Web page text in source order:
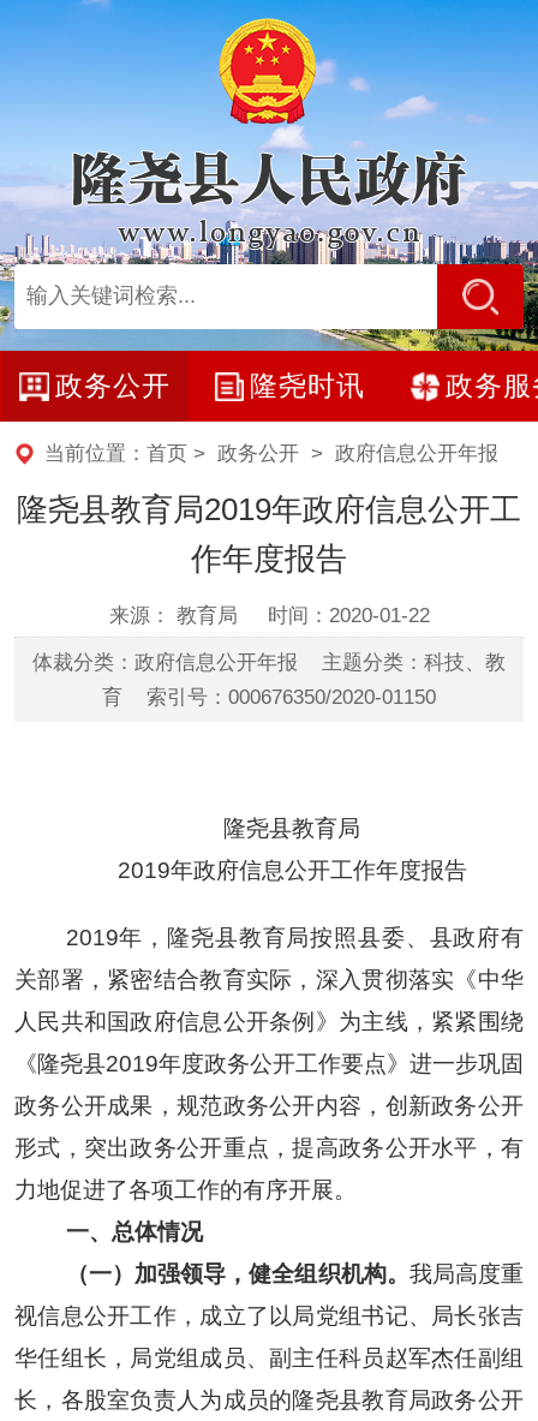
政务公开 隆尧时讯 政务服
当前位置： 首页 > 政务公开> 政府信息公开年报
隆尧县教育局2019年政府信息公开工
作年度报告
来源： 教育局 时间：2020-01-22
体裁分类：政府信息公开年报 主题分类：科技、教
育 索引号：000676350/2020-01150
隆尧县教育局
2019年政府信息公开工作年度报告
2019年， 隆尧县教育局按照县委、县政府有
关部署，紧密结合教育实际，深入贯彻落实《中华
人民共和国政府信息公开条例》为主线，紧紧围绕
《隆尧县2019年度政务公开工作要点》进一步巩固
政务公开成果，规范政务公开内容，创新政务公开
形式，突出政务公开重点，提高政务公开水平，有
力地促进了各项工作的有序开展。
一、总体情况
（一） 加强领导，健全组织机构。 我局高度重
视信息公开工作， 成立了以局党组书记、 局长张吉
华任组长 ，局党组成员、副主任科员赵军杰任副组
长 ， 各股室负责人为成员的隆尧县教育局政务公开